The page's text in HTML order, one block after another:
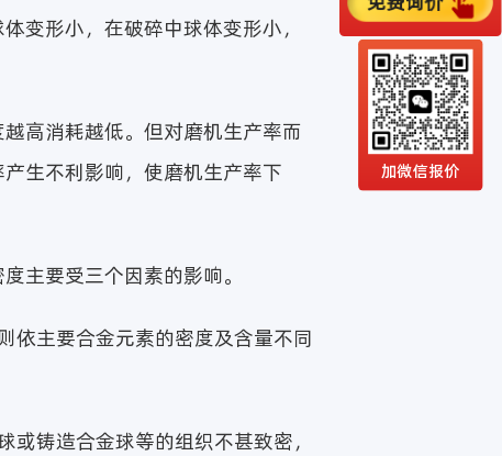
变形小，在破碎中球体变形小，
高消耗越低。但对磨机生产率而
生不利影响，使磨机生产率下
主要受三个因素的影响。
依主要合金元素的密度及含量不同
铸造合金球等的组织不甚致密，
加微信报价